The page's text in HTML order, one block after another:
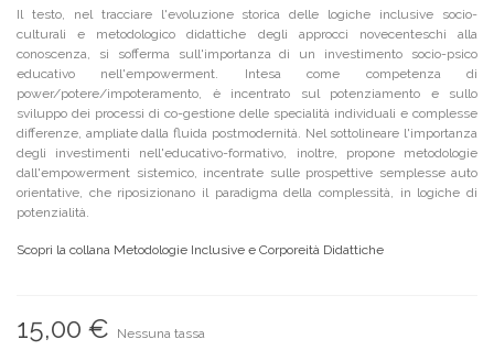
Il testo, nel tracciare l'evoluzione storica delle logiche inclusive socio-
culturali e metodologico didattiche degli approcci novecenteschi alla
conoscenza, si sofferma sull'importanza di un investimento socio-psico
educativo nell'empowerment. Intesa come competenza di
power/potere/impoteramento, è incentrato sul potenziamento e sullo
sviluppo dei processi di co-gestione delle specialità individuali e complesse
differenze, ampliate dalla fluida postmodernità. Nel sottolineare l'importanza
degli investimenti nell'educativo-formativo, inoltre, propone metodologie
dall'empowerment sistemico, incentrate sulle prospettive semplesse auto
orientative, che riposizionano il paradigma della complessità, in logiche di
potenzialità.
Scopri la collana Metodologie Inclusive e Corporeità Didattiche
15,00 € Nessuna tassa